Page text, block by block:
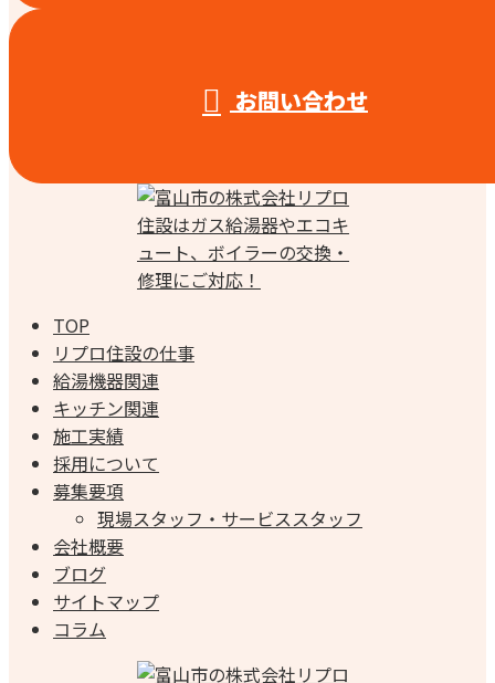
お問い合わせ
TOP
リプロ住設の仕事
給湯機器関連
キッチン関連
施工実績
採用について
募集要項
現場スタッフ・サービススタッフ
会社概要
ブログ
サイトマップ
コラム